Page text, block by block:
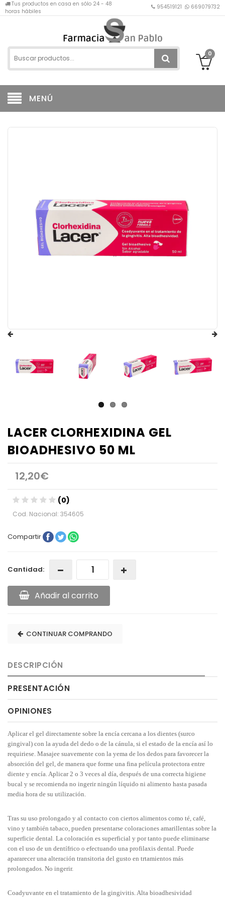
Tus productos en casa en sólo 24 - 48
horas hábiles
954519121 669079732
0
MENÚ
LACER CLORHEXIDINA GEL
BIOADHESIVO 50 ML
12,20€
(0)
Cod. Nacional: 354605
Compartir
Cantidad:
Añadir al carrito
CONTINUAR COMPRANDO
DESCRIPCIÓN
PRESENTACIÓN
OPINIONES
Aplicar el gel directamente sobre la encía cercana a los dientes (surco
gingival) con la ayuda del dedo o de la cánula, si el estado de la encía así lo
requiriese. Masajee suavemente con la yema de los dedos para favorecer la
absorción del gel, de manera que forme una fina película protectora entre
diente y encía. Aplicar 2 o 3 veces al día, después de una correcta higiene
bucal y se recomienda no ingerir ningún líquido ni alimento hasta pasada
media hora de su utilización.
Tras su uso prolongado y al contacto con ciertos alimentos como té, café,
vino y también tabaco, pueden presentarse coloraciones amarillentas sobre la
superficie dental. La coloración es superficial y por tanto puede eliminarse
con el uso de un dentífrico o efectuando una profilaxis dental. Puede
apararecer una alteración transitoria del gusto en trtamientos más
prolongados. No ingerir.
Coadyuvante en el tratamiento de la gingivitis. Alta bioadhesividad